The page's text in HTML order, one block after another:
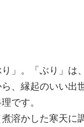
」。「ぶり」は
、縁起のいい出
です。
溶かした寒天に